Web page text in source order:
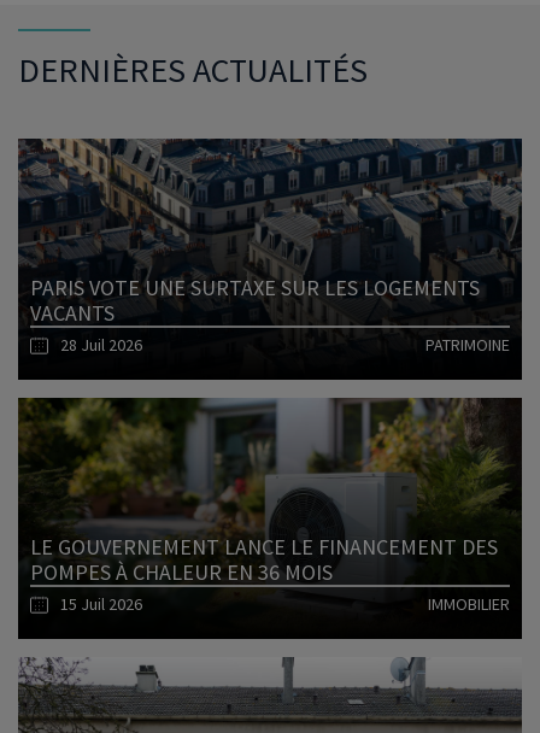
DERNIÈRES ACTUALITÉS
PARIS VOTE UNE SURTAXE SUR LES LOGEMENTS
VACANTS
28 Juil 2026 PATRIMOINE
Lire l'article
LE GOUVERNEMENT LANCE LE FINANCEMENT DES
POMPES À CHALEUR EN 36 MOIS
15 Juil 2026 IMMOBILIER
Lire l'article